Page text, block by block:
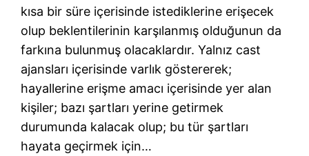
kısa bir süre içerisinde istediklerine erişecek
olup beklentilerinin karşılanmış olduğunun da
farkına bulunmuş olacaklardır. Yalnız cast
ajansları içerisinde varlık göstererek;
hayallerine erişme amacı içerisinde yer alan
kişiler; bazı şartları yerine getirmek
durumunda kalacak olup; bu tür şartları
hayata geçirmek için…